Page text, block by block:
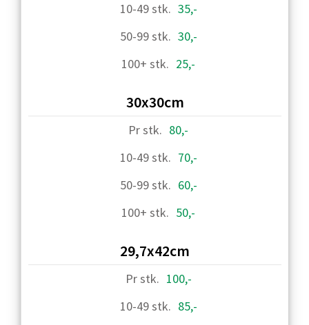
35,-
30,-
25,-
30x30cm
80,-
70,-
60,-
50,-
29,7x42cm
100,-
85,-